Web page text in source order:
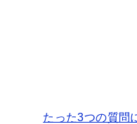
たった3つの質問